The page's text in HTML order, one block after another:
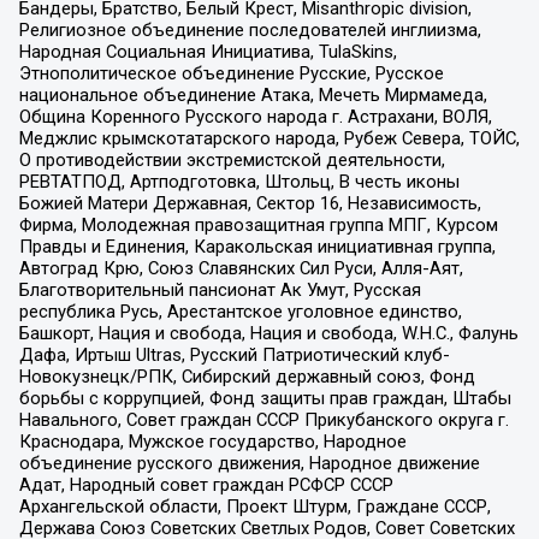
Бандеры, Братство, Белый Крест, Misanthropic division,
Религиозное объединение последователей инглиизма,
Народная Социальная Инициатива, TulaSkins,
Этнополитическое объединение Русские, Русское
национальное объединение Атака, Мечеть Мирмамеда,
Община Коренного Русского народа г. Астрахани, ВОЛЯ,
Меджлис крымскотатарского народа, Рубеж Севера, ТОЙС,
О противодействии экстремистской деятельности,
РЕВТАТПОД, Артподготовка, Штольц, В честь иконы
Божией Матери Державная, Сектор 16, Независимость,
Фирма, Молодежная правозащитная группа МПГ, Курсом
Правды и Единения, Каракольская инициативная группа,
Автоград Крю, Союз Славянских Сил Руси, Алля-Аят,
Благотворительный пансионат Ак Умут, Русская
республика Русь, Арестантское уголовное единство,
Башкорт, Нация и свобода, Нация и свобода, W.H.С., Фалунь
Дафа, Иртыш Ultras, Русский Патриотический клуб-
Новокузнецк/РПК, Сибирский державный союз, Фонд
борьбы с коррупцией, Фонд защиты прав граждан, Штабы
Навального, Совет граждан СССР Прикубанского округа г.
Краснодара, Мужское государство, Народное
объединение русского движения, Народное движение
Адат, Народный совет граждан РСФСР СССР
Архангельской области, Проект Штурм, Граждане СССР,
Держава Союз Советских Светлых Родов, Совет Советских